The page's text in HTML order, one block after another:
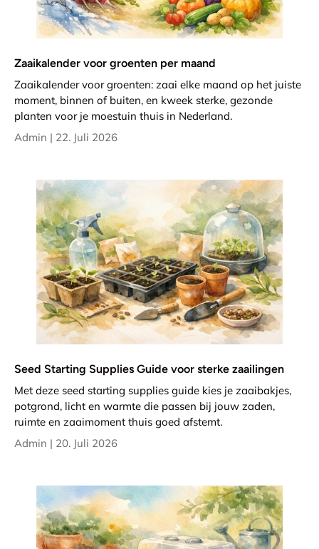
Zaaikalender voor groenten per maand
Zaaikalender voor groenten: zaai elke maand op het juiste
moment, binnen of buiten, en kweek sterke, gezonde
planten voor je moestuin thuis in Nederland.
Admin | 22. Juli 2026
Seed Starting Supplies Guide voor sterke zaailingen
Met deze seed starting supplies guide kies je zaaibakjes,
potgrond, licht en warmte die passen bij jouw zaden,
ruimte en zaaimoment thuis goed afstemt.
Admin | 20. Juli 2026